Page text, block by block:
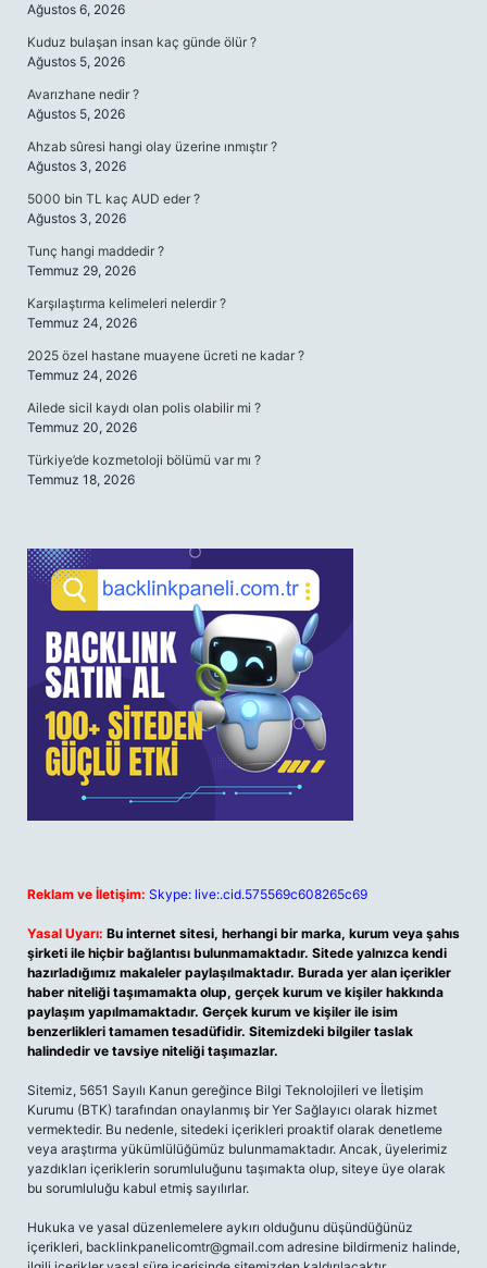
Ağustos 6, 2026
Kuduz bulaşan insan kaç günde ölür ?
Ağustos 5, 2026
Avarızhane nedir ?
Ağustos 5, 2026
Ahzab sûresi hangi olay üzerine ınmıştır ?
Ağustos 3, 2026
5000 bin TL kaç AUD eder ?
Ağustos 3, 2026
Tunç hangi maddedir ?
Temmuz 29, 2026
Karşılaştırma kelimeleri nelerdir ?
Temmuz 24, 2026
2025 özel hastane muayene ücreti ne kadar ?
Temmuz 24, 2026
Ailede sicil kaydı olan polis olabilir mi ?
Temmuz 20, 2026
Türkiye’de kozmetoloji bölümü var mı ?
Temmuz 18, 2026
Reklam ve İletişim: Skype: live:.cid.575569c608265c69
Yasal Uyarı: Bu internet sitesi, herhangi bir marka, kurum veya şahıs
şirketi ile hiçbir bağlantısı bulunmamaktadır. Sitede yalnızca kendi
hazırladığımız makaleler paylaşılmaktadır. Burada yer alan içerikler
haber niteliği taşımamakta olup, gerçek kurum ve kişiler hakkında
paylaşım yapılmamaktadır. Gerçek kurum ve kişiler ile isim
benzerlikleri tamamen tesadüfidir. Sitemizdeki bilgiler taslak
halindedir ve tavsiye niteliği taşımazlar.
Sitemiz, 5651 Sayılı Kanun gereğince Bilgi Teknolojileri ve İletişim
Kurumu (BTK) tarafından onaylanmış bir Yer Sağlayıcı olarak hizmet
vermektedir. Bu nedenle, sitedeki içerikleri proaktif olarak denetleme
veya araştırma yükümlülüğümüz bulunmamaktadır. Ancak, üyelerimiz
yazdıkları içeriklerin sorumluluğunu taşımakta olup, siteye üye olarak
bu sorumluluğu kabul etmiş sayılırlar.
Hukuka ve yasal düzenlemelere aykırı olduğunu düşündüğünüz
içerikleri, backlinkpanelicomtr@gmail.com adresine bildirmeniz halinde,